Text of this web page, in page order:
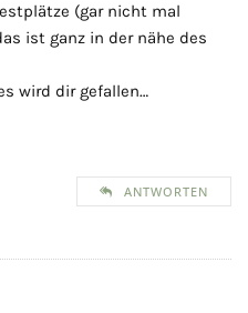
(gar nicht mal
ist ganz in der nähe des
wird dir gefallen…
ANTWORTEN